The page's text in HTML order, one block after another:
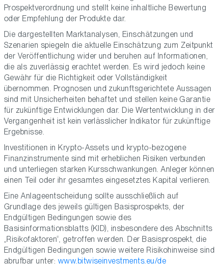
Prospektverordnung und stellt keine inhaltliche Bewertung
oder Empfehlung der Produkte dar.
Die dargestellten Marktanalysen, Einschätzungen und
Szenarien spiegeln die aktuelle Einschätzung zum Zeitpunkt
der Veröffentlichung wider und beruhen auf Informationen,
die als zuverlässig erachtet werden. Es wird jedoch keine
Gewähr für die Richtigkeit oder Vollständigkeit
übernommen. Prognosen und zukunftsgerichtete Aussagen
sind mit Unsicherheiten behaftet und stellen keine Garantie
für zukünftige Entwicklungen dar. Die Wertentwicklung in der
Vergangenheit ist kein verlässlicher Indikator für zukünftige
Ergebnisse.
Investitionen in Krypto-Assets und krypto-bezogene
Finanzinstrumente sind mit erheblichen Risiken verbunden
und unterliegen starken Kursschwankungen. Anleger können
einen Teil oder ihr gesamtes eingesetztes Kapital verlieren.
Eine Anlageentscheidung sollte ausschließlich auf
Grundlage des jeweils gültigen Basisprospekts, der
Endgültigen Bedingungen sowie des
Basisinformationsblatts (KID), insbesondere des Abschnitts
„Risikofaktoren“, getroffen werden. Der Basisprospekt, die
Endgültigen Bedingungen sowie weitere Risikohinweise sind
abrufbar unter: www.bitwiseinvestments.eu/de